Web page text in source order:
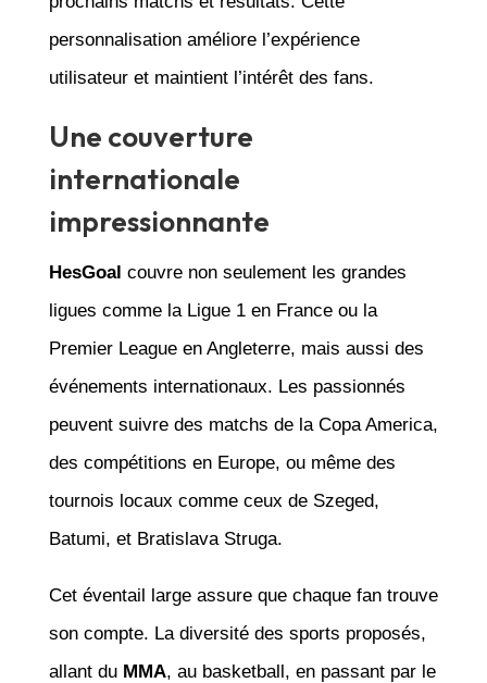
personnalisation améliore l’expérience
utilisateur et maintient l’intérêt des fans.
Une couverture
internationale
impressionnante
HesGoal couvre non seulement les grandes
ligues comme la Ligue 1 en France ou la
Premier League en Angleterre, mais aussi des
événements internationaux. Les passionnés
peuvent suivre des matchs de la Copa America,
des compétitions en Europe, ou même des
tournois locaux comme ceux de Szeged,
Batumi, et Bratislava Struga.
Cet éventail large assure que chaque fan trouve
son compte. La diversité des sports proposés,
allant du MMA, au basketball, en passant par le